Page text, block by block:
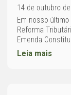
14 de outubro
Em nosso
Reforma
Emenda
Leia mais